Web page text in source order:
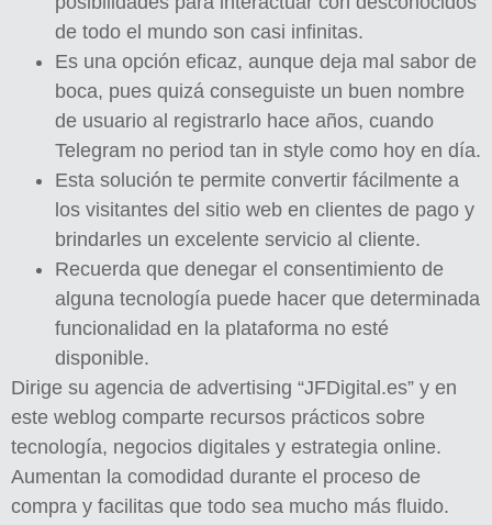
de todo el mundo son casi infinitas.
Es una opción eficaz, aunque deja mal sabor de
boca, pues quizá conseguiste un buen nombre
de usuario al registrarlo hace años, cuando
Telegram no period tan in style como hoy en día.
Esta solución te permite convertir fácilmente a
los visitantes del sitio web en clientes de pago y
brindarles un excelente servicio al cliente.
Recuerda que denegar el consentimiento de
alguna tecnología puede hacer que determinada
funcionalidad en la plataforma no esté
disponible.
Dirige su agencia de advertising “JFDigital.es” y en
este weblog comparte recursos prácticos sobre
tecnología, negocios digitales y estrategia online.
Aumentan la comodidad durante el proceso de
compra y facilitas que todo sea mucho más fluido.